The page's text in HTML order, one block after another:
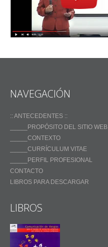
NAVEGACIÓN
:: ANTECEDENTES ::
_____PROPÓSITO DEL SITIO WEB
_____CONTEXTO
_____CURRÍCULUM VITAE
_____PERFIL PROFESIONAL
CONTACTO
LIBROS PARA DESCARGAR
LIBROS